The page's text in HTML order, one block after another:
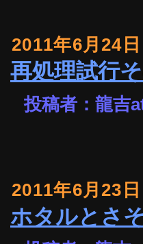
2011年6月24日
再処理試行
投稿者：龍吉
2011年6月23日
ホタルとさ